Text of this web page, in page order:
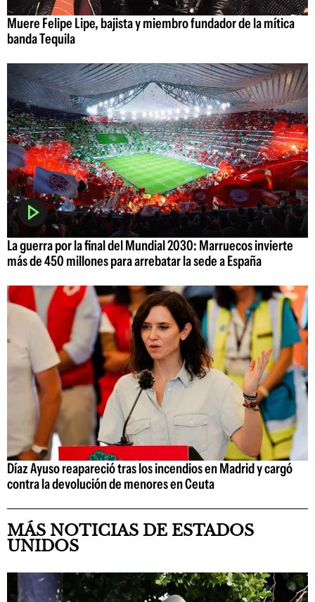
Muere Felipe Lipe, bajista y miembro fundador de la mítica
banda Tequila
La guerra por la final del Mundial 2030: Marruecos invierte
más de 450 millones para arrebatar la sede a España
Díaz Ayuso reapareció tras los incendios en Madrid y cargó
contra la devolución de menores en Ceuta
MÁS NOTICIAS DE ESTADOS
UNIDOS